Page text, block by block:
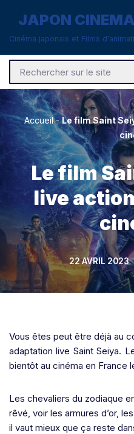
Aller
contenu
JAPON CINEMA
Cinéma japonais et Films
Accueil-Le film Saint
Le film
live
22 AVRIL 2023
Vous êtes peut être déjà au
adaptation live Saint Seiya.
bientôt au cinéma en France
Les chevaliers du zodiaque
rêvé, voir les armures d’or,
il vaut mieux que ça reste